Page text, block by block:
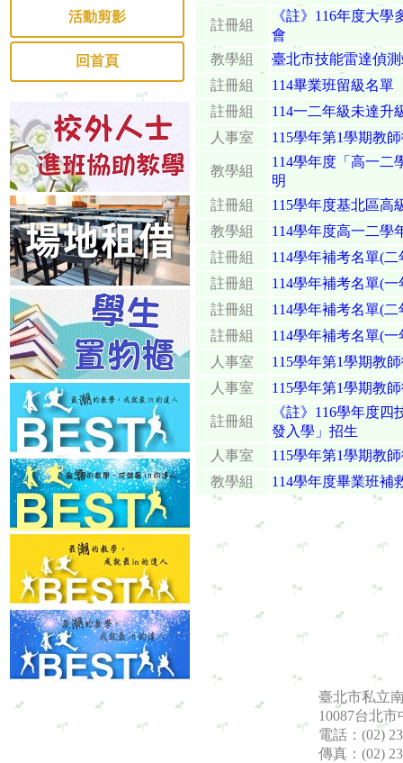
活動剪影
回首頁
註冊組
《註》116年度大
會
教學組
臺北市技能雷達偵
註冊組
114畢業班留級名單
註冊組
114一二年級未達升
人事室
115學年第1學期教
教學組
114學年度「高一二
明
註冊組
115學年度基北區高
教學組
114學年度高一二學
註冊組
114學年補考名單(
註冊組
114學年補考名單(
註冊組
114學年補考名單(
註冊組
114學年補考名單(
人事室
115學年第1學期教
人事室
115學年第1學期教
註冊組
《註》116學年度
發入學」招生
人事室
115學年第1學期教
教學組
114學年度畢業班補
臺北市私立
10087台北
電話：(02)
傳真：(02)